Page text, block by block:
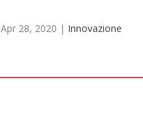
Apr 28, 2020 | Innovazione